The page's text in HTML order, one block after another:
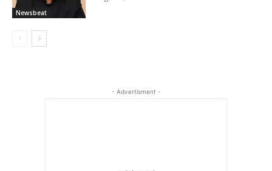
Newsbeat
- Advertisment -